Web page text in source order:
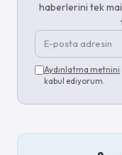
haberlerini tek
Aydınlatma metnini
kabul ediyorum.